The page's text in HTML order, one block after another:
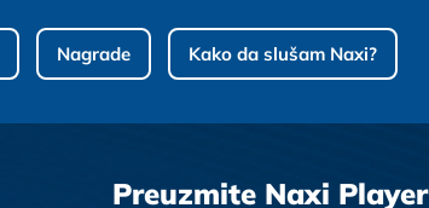
Nagrade Kako da slušam Naxi?
Preuzmite Naxi Player